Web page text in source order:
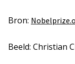
Bron:
Beeld: Christian